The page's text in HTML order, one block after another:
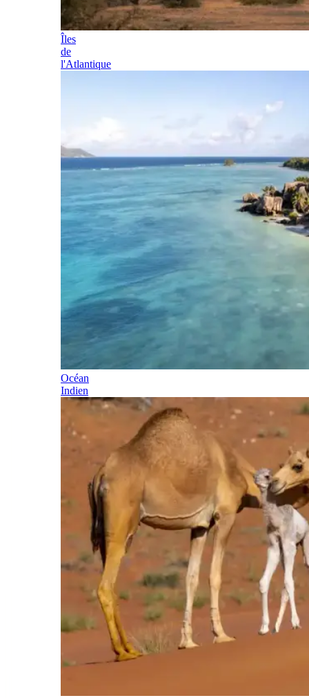
Îles
de
l'Atlantique
Océan
Indien